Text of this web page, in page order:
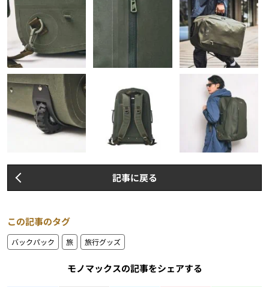
記事に戻る
この記事のタグ
バックパック 旅 旅行グッズ
モノマックスの記事をシェアする